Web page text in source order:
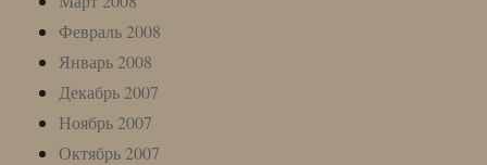
Февраль 2008
Январь 2008
Декабрь 2007
Ноябрь 2007
Октябрь 2007